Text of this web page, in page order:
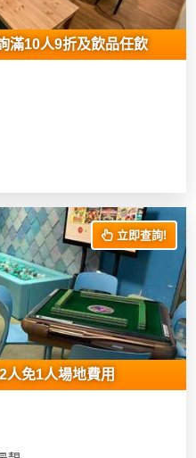
滿10人9折及飲品任飲
立即查詢!
免1人場地費用